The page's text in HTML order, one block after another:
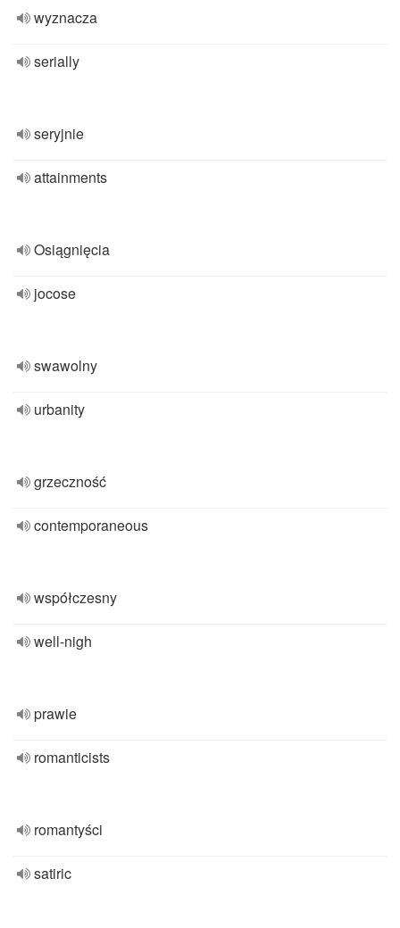
wyznacza
serially
seryjnie
attainments
Osiągnięcia
jocose
swawolny
urbanity
grzeczność
contemporaneous
współczesny
well-nigh
prawie
romanticists
romantyści
satiric